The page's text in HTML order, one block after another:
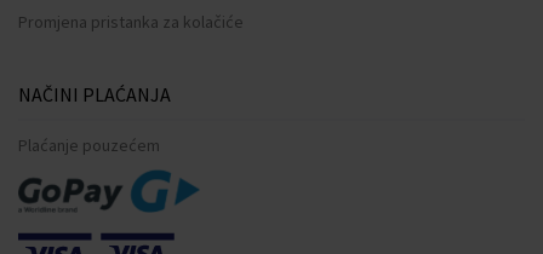
Promjena pristanka za kolačiće
NAČINI PLAĆANJA
Plaćanje pouzećem